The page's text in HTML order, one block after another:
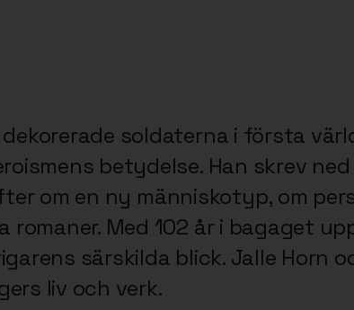
soldaterna i första
betydelse. Han skrev
om en ny människotyp, om
Med 102 år i bagaget
särskilda blick. Jalle Horn
liv och verk.